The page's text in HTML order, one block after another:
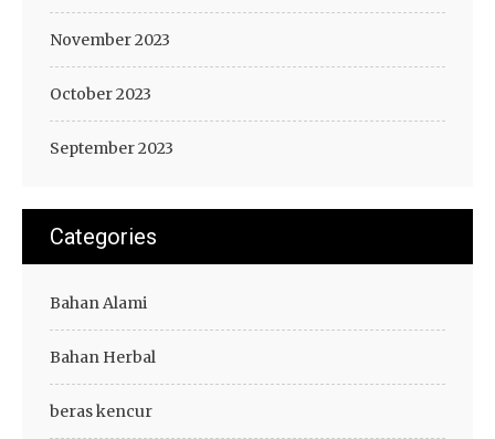
November 2023
October 2023
September 2023
Categories
Bahan Alami
Bahan Herbal
beras kencur